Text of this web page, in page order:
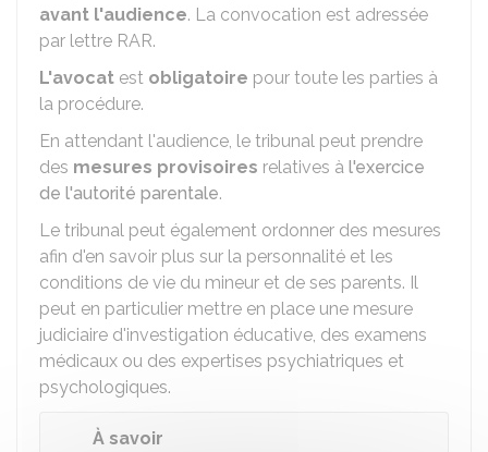
avant l'audience. La convocation est adressée
par lettre RAR.
L'avocat est obligatoire pour toute les parties à
la procédure.
En attendant l'audience, le tribunal peut prendre
des mesures provisoires relatives à l'exercice
de l'autorité parentale.
Le tribunal peut également ordonner des mesures
afin d'en savoir plus sur la personnalité et les
conditions de vie du mineur et de ses parents. Il
peut en particulier mettre en place une mesure
judiciaire d'investigation éducative, des examens
médicaux ou des expertises psychiatriques et
psychologiques.
À savoir